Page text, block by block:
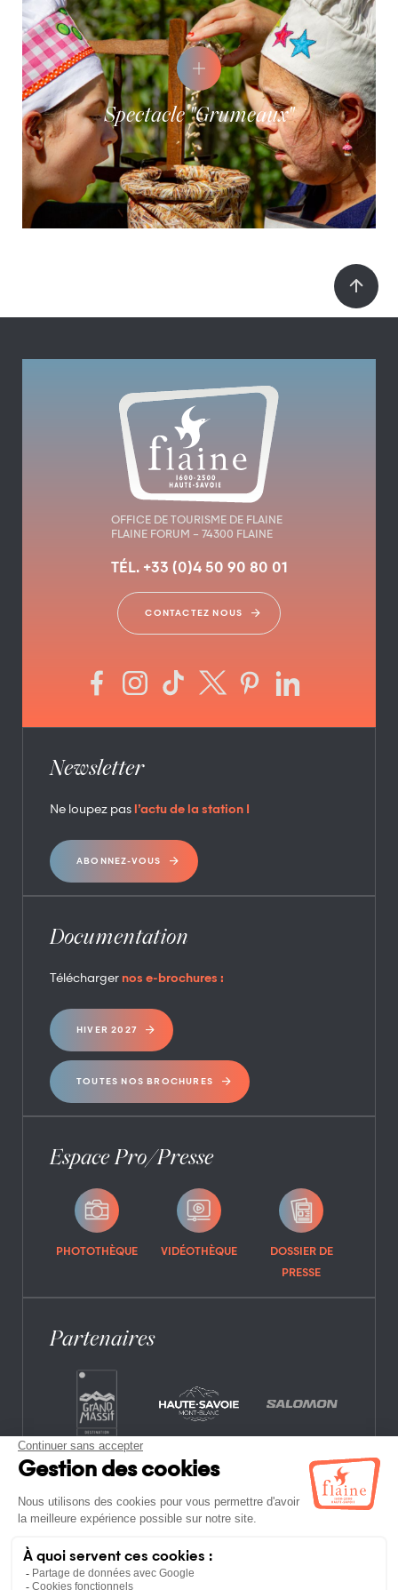
Spectacle "Grumeaux"
OFFICE DE TOURISME DE FLAINE
FLAINE FORUM – 74300 FLAINE
TÉL. +33 (0)4 50 90 80 01
CONTACTEZ NOUS
Newsletter
Ne loupez pas l’actu de la station !
ABONNEZ-VOUS
Documentation
Télécharger nos e-brochures :
HIVER 2027
TOUTES NOS BROCHURES
Espace Pro/Presse
PHOTOTHÈQUE VIDÉOTHÈQUE
DOSSIER DE
PRESSE
Partenaires
CONTACT FOIRE AUX QUESTIONS
OFFRES D’EMPLOI